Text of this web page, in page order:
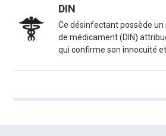
DIN
Ce désinfectant possède
de médicament (DIN)
qui confirme son innocuité